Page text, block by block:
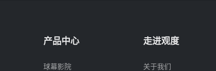
产品中心
球幕影院
走进观度
关于我们